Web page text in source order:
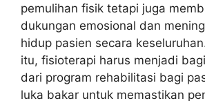
pemulihan fisik tetapi juga
dukungan emosional dan
hidup pasien secara
itu, fisioterapi harus menjadi
dari program rehabilitasi bagi
luka bakar untuk memastikan